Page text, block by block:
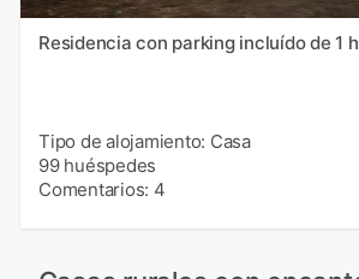
Residencia con parking incluído de 1
Tipo de alojamiento: Casa
99 huéspedes
Comentarios: 4